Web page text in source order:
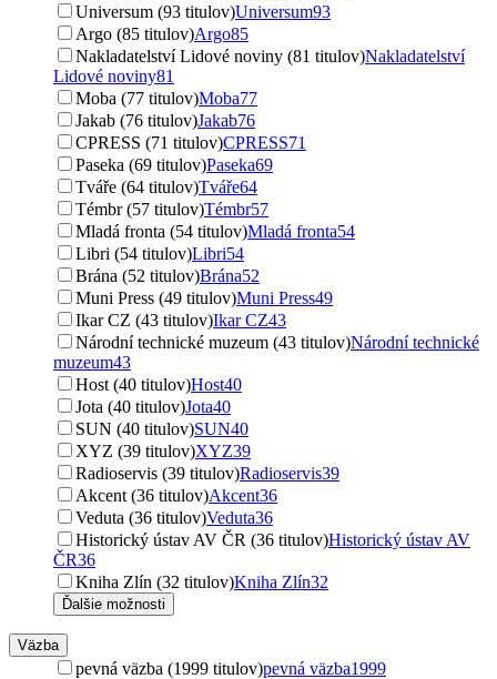
Universum (93 titulov)Universum93
Argo (85 titulov)Argo85
Nakladatelství Lidové noviny (81 titulov)Nakladatelství
Lidové noviny81
Moba (77 titulov)Moba77
Jakab (76 titulov)Jakab76
CPRESS (71 titulov)CPRESS71
Paseka (69 titulov)Paseka69
Tváře (64 titulov)Tváře64
Témbr (57 titulov)Témbr57
Mladá fronta (54 titulov)Mladá fronta54
Libri (54 titulov)Libri54
Brána (52 titulov)Brána52
Muni Press (49 titulov)Muni Press49
Ikar CZ (43 titulov)Ikar CZ43
Národní technické muzeum (43 titulov)Národní technické
muzeum43
Host (40 titulov)Host40
Jota (40 titulov)Jota40
SUN (40 titulov)SUN40
XYZ (39 titulov)XYZ39
Radioservis (39 titulov)Radioservis39
Akcent (36 titulov)Akcent36
Veduta (36 titulov)Veduta36
Historický ústav AV ČR (36 titulov)Historický ústav AV
ČR36
Kniha Zlín (32 titulov)Kniha Zlín32
Ďalšie možnosti
Väzba
pevná väzba (1999 titulov)pevná väzba1999